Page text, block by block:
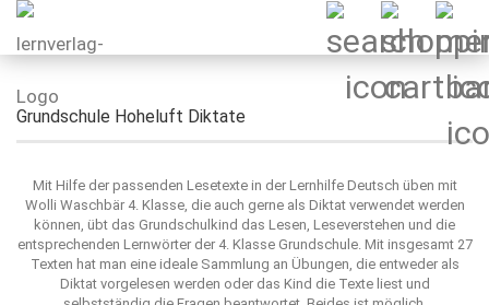
Grundschule Hoheluft Diktate
Mit Hilfe der passenden Lesetexte in der Lernhilfe Deutsch üben mit
Wolli Waschbär 4. Klasse, die auch gerne als Diktat verwendet werden
können, übt das Grundschulkind das Lesen, Leseverstehen und die
entsprechenden Lernwörter der 4. Klasse Grundschule. Mit insgesamt 27
Texten hat man eine ideale Sammlung an Übungen, die entweder als
Diktat vorgelesen werden oder das Kind die Texte liest und